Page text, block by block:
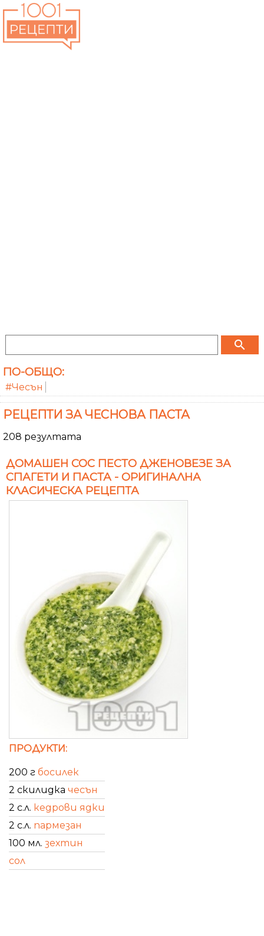
search
ПО-ОБЩО:
#Чесън
РЕЦЕПТИ ЗА ЧЕСНОВА ПАСТА
208 резултата
ДОМАШЕН СОС ПЕСТО ДЖЕНОВЕЗЕ ЗА
СПАГЕТИ И ПАСТА - ОРИГИНАЛНА
КЛАСИЧЕСКА РЕЦЕПТА
ПРОДУКТИ:
200 г босилек
2 скилидка чесън
2 с.л. кедрови ядки
2 с.л. пармезан
100 мл. зехтин
сол